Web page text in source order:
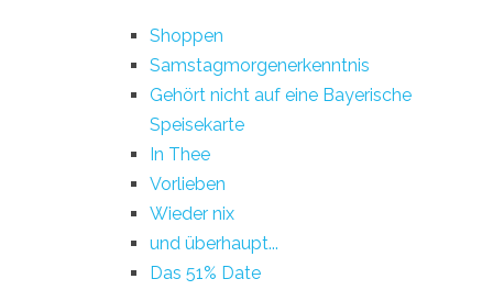
Shoppen
Samstagmorgenerkenntnis
Gehört nicht auf eine Bayerische
Speisekarte
In Thee
Vorlieben
Wieder nix
und überhaupt...
Das 51% Date